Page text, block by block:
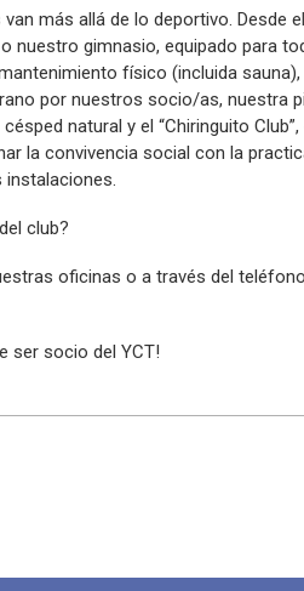
más allá de lo deportivo. Desde
nuestro gimnasio, equipado para
físico (incluida
por nuestros socio/as, nuestra
natural y el “Chiringuito
la convivencia social con la
instalaciones.
club?
oficinas o a través del
ser socio del YCT!